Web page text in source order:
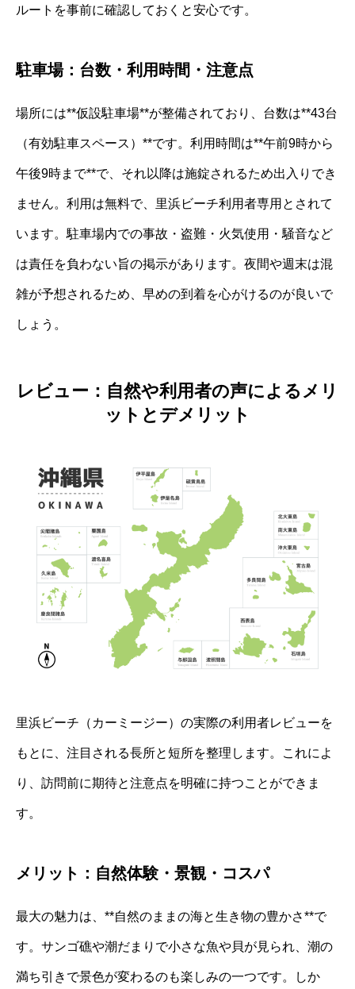
ルートを事前に確認しておくと安心です。
駐車場：台数・利用時間・注意点
場所には**仮設駐車場**が整備されており、台数は**43台
（有効駐車スペース）**です。利用時間は**午前9時から
午後9時まで**で、それ以降は施錠されるため出入りでき
ません。利用は無料で、里浜ビーチ利用者専用とされて
います。駐車場内での事故・盗難・火気使用・騒音など
は責任を負わない旨の掲示があります。夜間や週末は混
雑が予想されるため、早めの到着を心がけるのが良いで
しょう。
レビュー：自然や利用者の声によるメリ
ットとデメリット
里浜ビーチ（カーミージー）の実際の利用者レビューを
もとに、注目される長所と短所を整理します。これによ
り、訪問前に期待と注意点を明確に持つことができま
す。
メリット：自然体験・景観・コスパ
最大の魅力は、**自然のままの海と生き物の豊かさ**で
す。サンゴ礁や潮だまりで小さな魚や貝が見られ、潮の
満ち引きで景色が変わるのも楽しみの一つです。しか